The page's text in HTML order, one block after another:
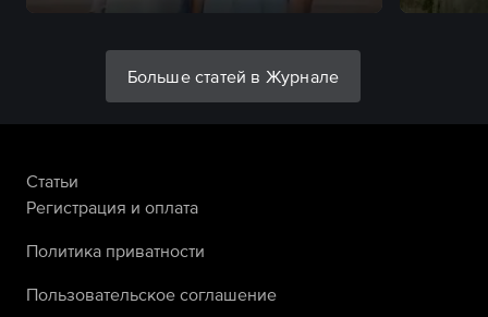
Больше статей в Журнале
Статьи
Регистрация и оплата
Политика приватности
Пользовательское соглашение